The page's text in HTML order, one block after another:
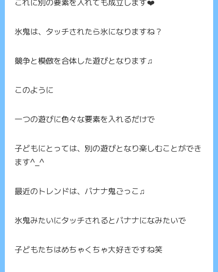
氷鬼は、タッチされたら氷になりますね？
競争と模倣を合体した遊びとなります♫
このように
一つの遊びに色々な要素を入れるだけで
子どもにとっては、別の遊びとなり楽しむことができ
ます^_^
最近のトレンドは、バナナ鬼ごっこ♫
氷鬼みたいにタッチされるとバナナになみたいで
子どもたちはめちゃくちゃ大好きですね笑